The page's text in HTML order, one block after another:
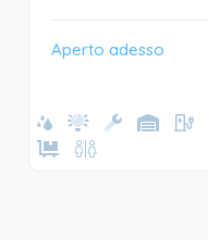
Aperto adesso